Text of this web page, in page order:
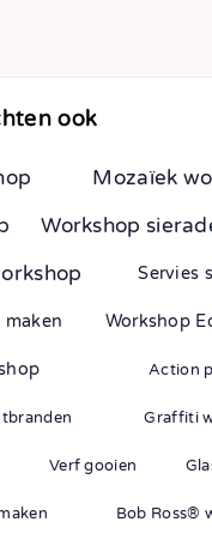
ook
Mozaïek
Workshop
Servies
Workshop
Action
Graffiti
Verf gooien
Bob Ross®